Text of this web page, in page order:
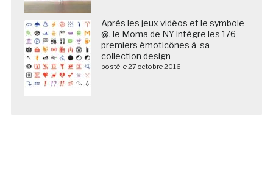
Après les jeux vidéos et le symbole
@, le Moma de NY intègre les 176
premiers émoticônes à sa
collection design
posté le 27 octobre 2016